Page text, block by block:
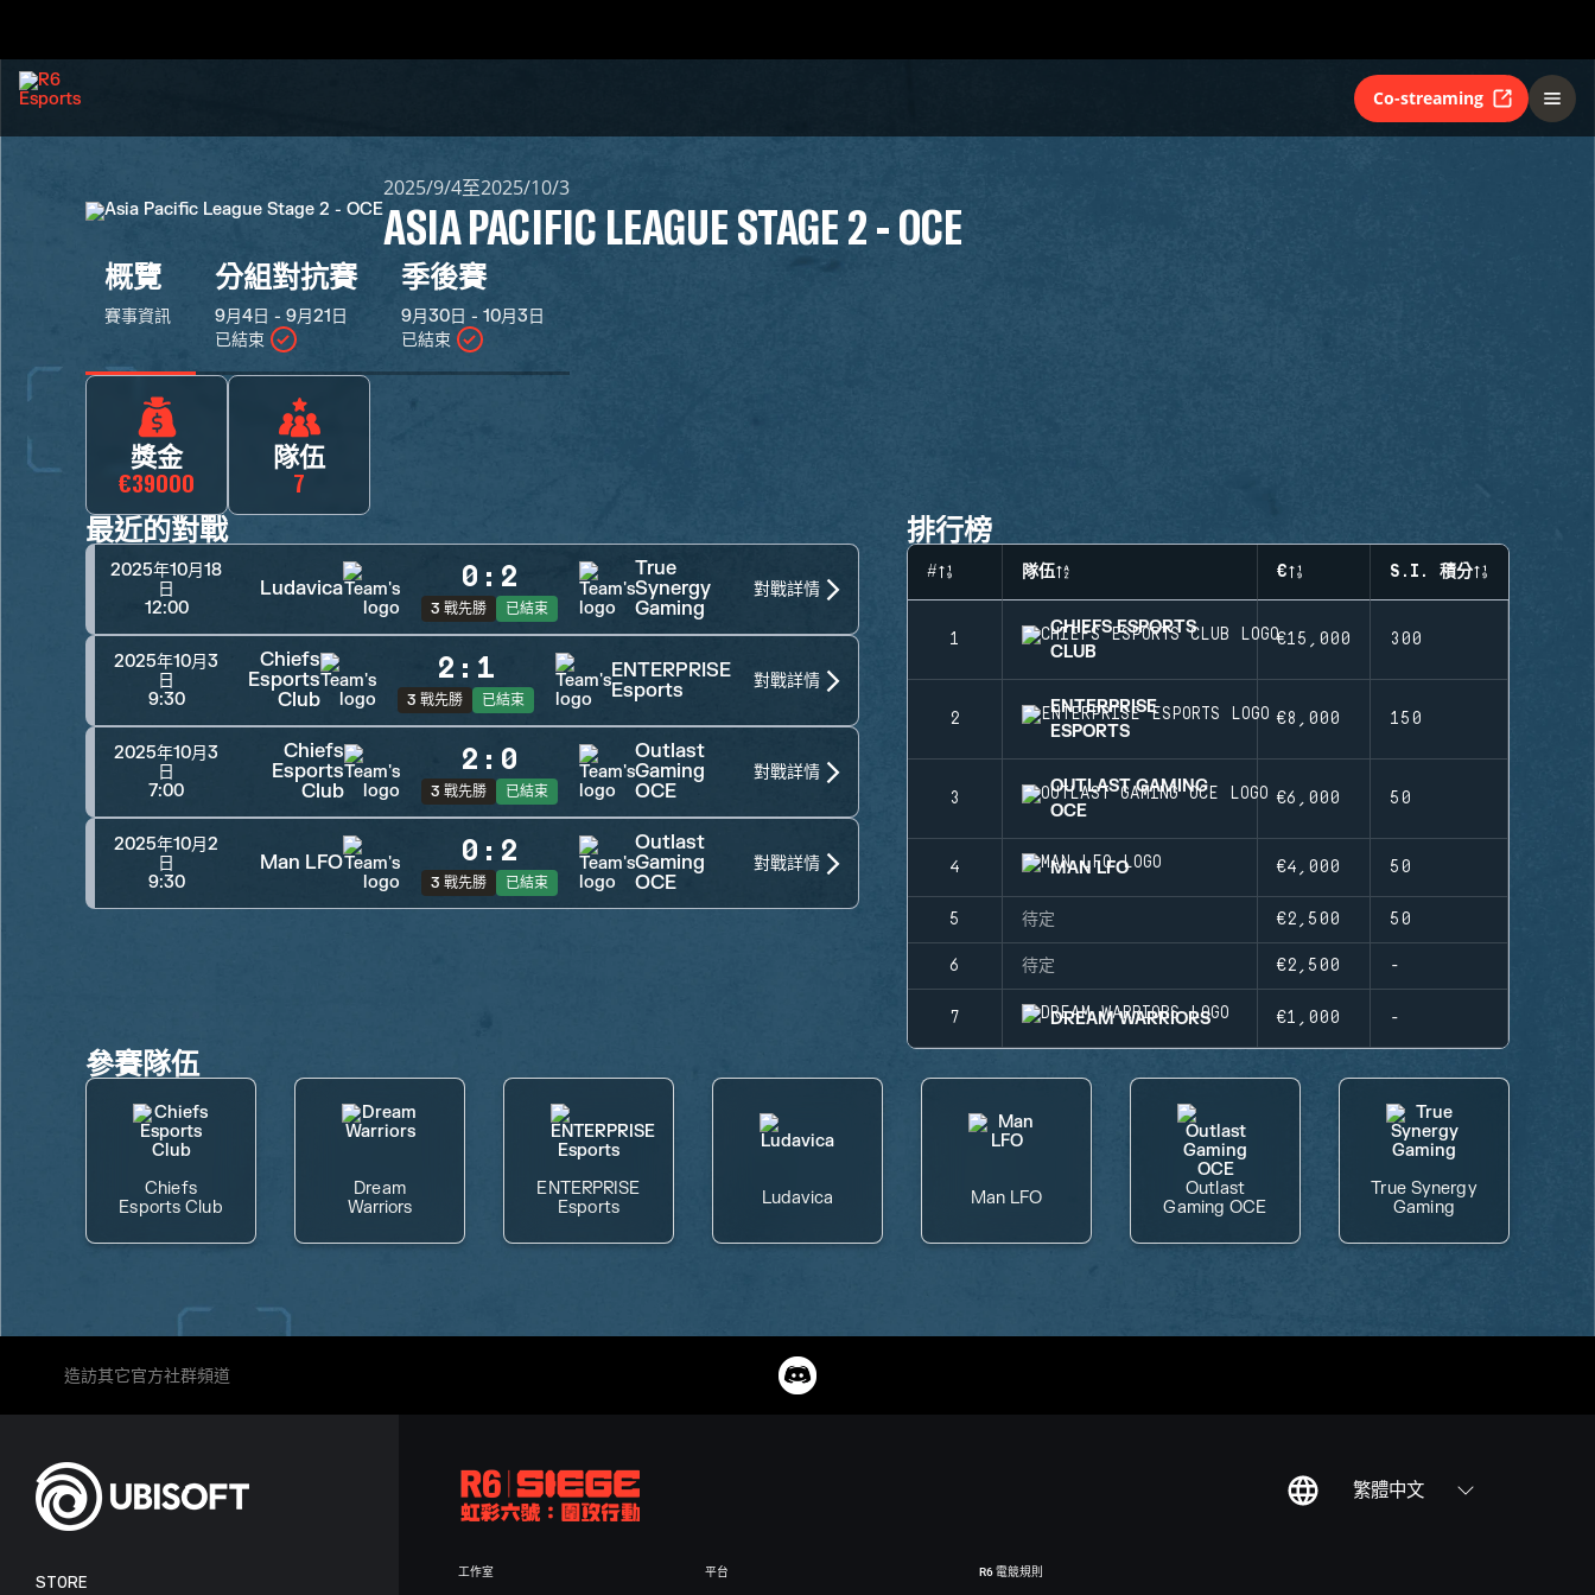
Co-streaming
2025/9/4至2025/10/3
ASIA PACIFIC LEAGUE STAGE 2 - OCE
概覽
賽事資訊
分組對抗賽
9月4日 - 9月21日
已結束
季後賽
9月30日 - 10月3日
已結束
獎金
€39000
隊伍
7
最近的對戰
2025年10月18
日
12:00
Ludavica 0 : 2
3 戰先勝 已結束
True
Synergy
Gaming
對戰詳情
2025年10月3
日
9:30
Chiefs
Esports
Club
2 : 1
3 戰先勝 已結束
ENTERPRISE
Esports
對戰詳情
2025年10月3
日
7:00
Chiefs
Esports
Club
2 : 0
3 戰先勝 已結束
Outlast
Gaming
OCE
對戰詳情
2025年10月2
日
9:30
Man LFO 0 : 2
3 戰先勝 已結束
Outlast
Gaming
OCE
對戰詳情
排行榜
# 隊伍 € S.I. 積分
1
CHIEFS ESPORTS
CLUB
€15,000 300
2
ENTERPRISE
ESPORTS
€8,000 150
3
OUTLAST GAMING
OCE
€6,000 50
4 MAN LFO €4,000 50
5 待定 €2,500 50
6 待定 €2,500 -
7 DREAM WARRIORS €1,000 -
參賽隊伍
Chiefs
Esports Club
Dream
Warriors
ENTERPRISE
Esports
Ludavica Man LFO
Outlast
Gaming OCE
True Synergy
Gaming
造訪其它官方社群頻道
繁體中文
STORE
工作室 平台 R6 電競規則